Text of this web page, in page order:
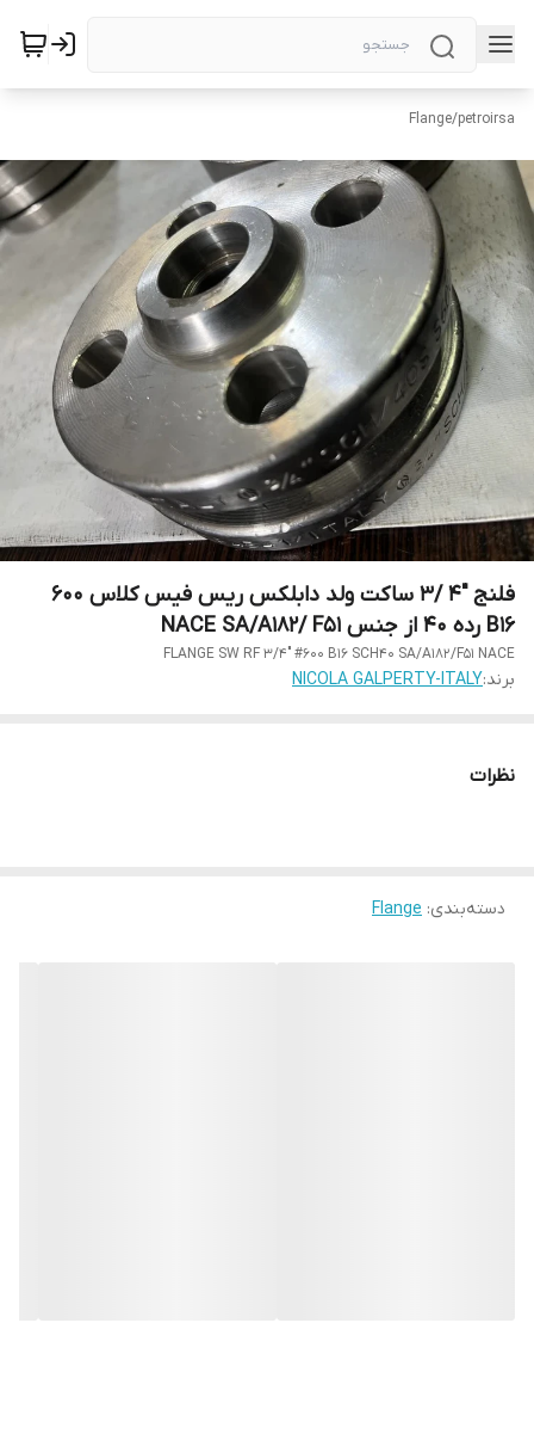
petroirsa
/
Flange
فلنج "4 /3 ساکت ولد دابلکس ریس فیس کلاس 600
B16 رده 40 از جنس NACE SA/A182/ F51
FLANGE SW RF 3/4" #600 B16 SCH40 SA/A182/F51 NACE
برند:NICOLA GALPERTY-ITALY
نظرات
دسته‌بندی:
Flange